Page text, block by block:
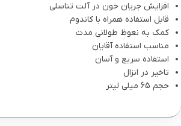
افزایش جریان خون در آلت تناسلی
قابل استفاده همراه با کاندوم
کمک به نعوظ طولانی مدت
مناسب استفاده آقایان
استفاده سریع و آسان
تاخیر در انزال
حجم 65 میلی لیتر